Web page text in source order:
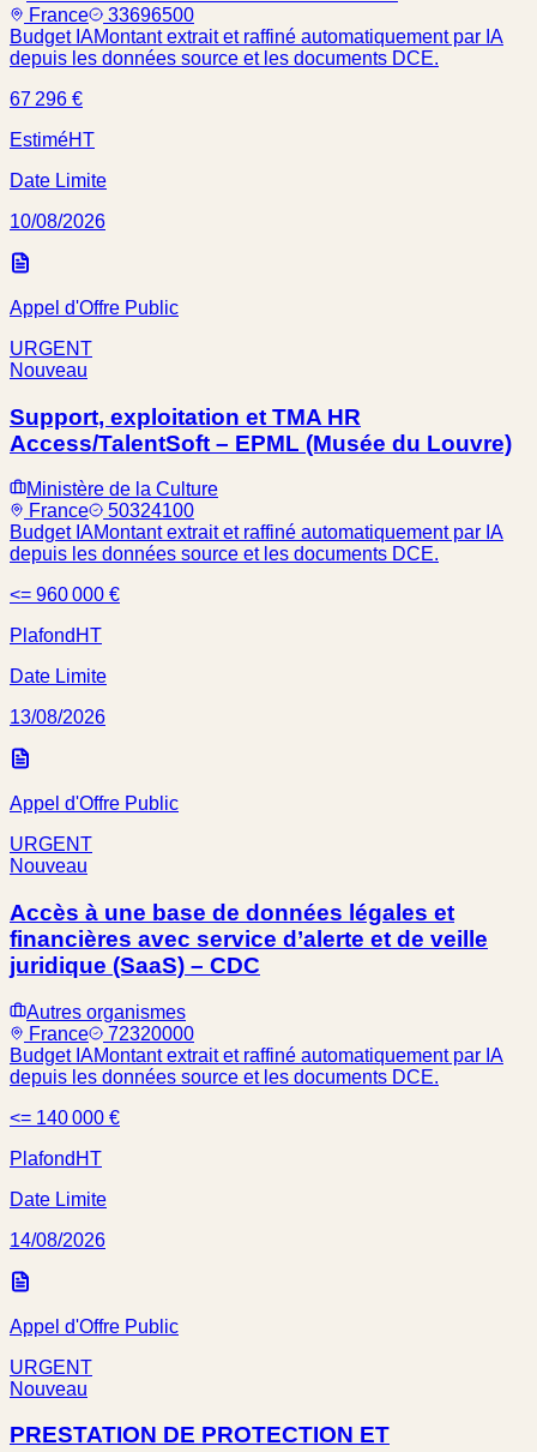
France
33696500
Budget IAMontant extrait et raffiné automatiquement par IA
depuis les données source et les documents DCE.
67 296 €
EstiméHT
Date Limite
10/08/2026
Appel d'Offre Public
URGENT
Nouveau
Support, exploitation et TMA HR
Access/TalentSoft – EPML (Musée du Louvre)
Ministère de la Culture
France
50324100
Budget IAMontant extrait et raffiné automatiquement par IA
depuis les données source et les documents DCE.
<= 960 000 €
Plafond HT
Date Limite
13/08/2026
Appel d'Offre Public
URGENT
Nouveau
Accès à une base de données légales et
financières avec service d’alerte et de veille
juridique (SaaS) – CDC
Autres organismes
France
72320000
Budget IAMontant extrait et raffiné automatiquement par IA
depuis les données source et les documents DCE.
<= 140 000 €
Plafond HT
Date Limite
14/08/2026
Appel d'Offre Public
URGENT
Nouveau
PRESTATION DE PROTECTION ET